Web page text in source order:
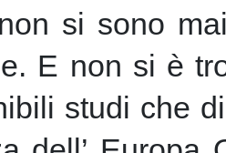
si sono
E non si è
studi che